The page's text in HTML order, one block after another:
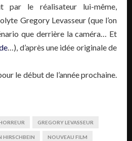
par le réalisateur lui-même,
GregoryLevasseur (quel’on
que derrière la caméra… Et
…), d’après une idée originale de
le début de l’année prochaine.
GREGORY LEVASSEUR
HIRSCHBEIN NOUVEAU FILM